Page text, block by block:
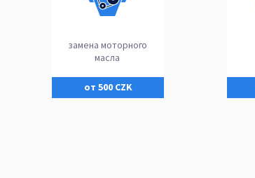
замена моторного
масла
от 500 CZK